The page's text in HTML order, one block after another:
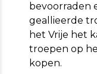
bevoorraden
geallieerde
het Vrije het
troepen op
kopen.